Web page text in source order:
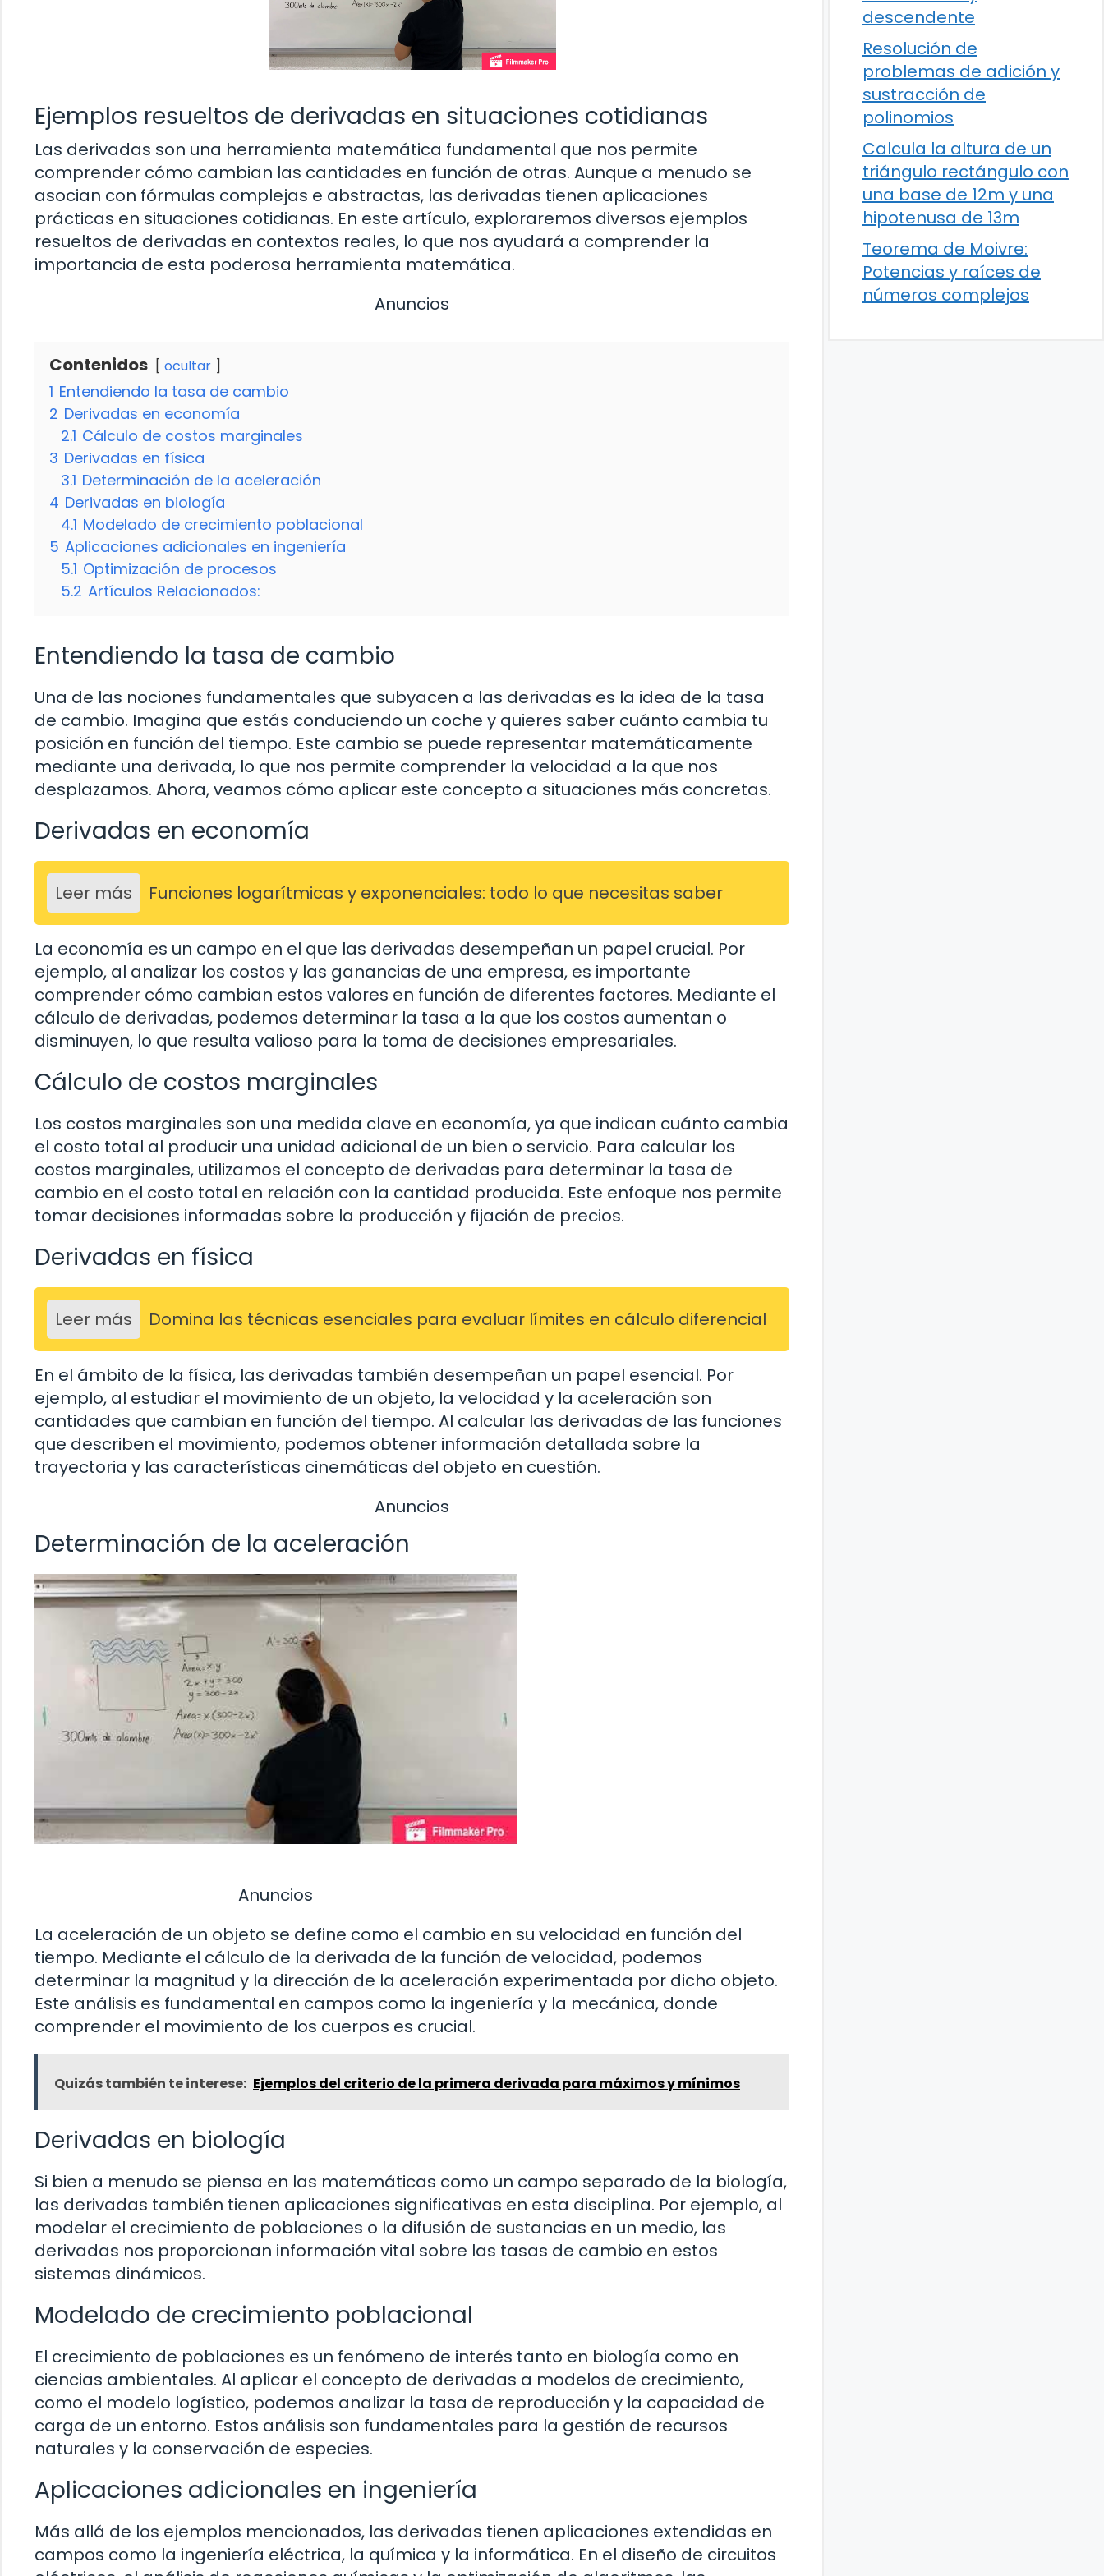
Ejemplos resueltos de derivadas en situaciones cotidianas
Las derivadas son una herramienta matemática fundamental que nos permite
comprender cómo cambian las cantidades en función de otras. Aunque a menudo se
asocian con fórmulas complejas e abstractas, las derivadas tienen aplicaciones
prácticas en situaciones cotidianas. En este artículo, exploraremos diversos ejemplos
resueltos de derivadas en contextos reales, lo que nos ayudará a comprender la
importancia de esta poderosa herramienta matemática.
Anuncios
Contenidos ocultar
1 Entendiendo la tasa de cambio
2 Derivadas en economía
2.1 Cálculo de costos marginales
3 Derivadas en física
3.1 Determinación de la aceleración
4 Derivadas en biología
4.1 Modelado de crecimiento poblacional
5 Aplicaciones adicionales en ingeniería
5.1 Optimización de procesos
5.2 Artículos Relacionados:
Entendiendo la tasa de cambio
Una de las nociones fundamentales que subyacen a las derivadas es la idea de la tasa
de cambio. Imagina que estás conduciendo un coche y quieres saber cuánto cambia tu
posición en función del tiempo. Este cambio se puede representar matemáticamente
mediante una derivada, lo que nos permite comprender la velocidad a la que nos
desplazamos. Ahora, veamos cómo aplicar este concepto a situaciones más concretas.
Derivadas en economía
Leer más Funciones logarítmicas y exponenciales: todo lo que necesitas saber
La economía es un campo en el que las derivadas desempeñan un papel crucial. Por
ejemplo, al analizar los costos y las ganancias de una empresa, es importante
comprender cómo cambian estos valores en función de diferentes factores. Mediante el
cálculo de derivadas, podemos determinar la tasa a la que los costos aumentan o
disminuyen, lo que resulta valioso para la toma de decisiones empresariales.
Cálculo de costos marginales
Los costos marginales son una medida clave en economía, ya que indican cuánto cambia
el costo total al producir una unidad adicional de un bien o servicio. Para calcular los
costos marginales, utilizamos el concepto de derivadas para determinar la tasa de
cambio en el costo total en relación con la cantidad producida. Este enfoque nos permite
tomar decisiones informadas sobre la producción y fijación de precios.
Derivadas en física
Leer más Domina las técnicas esenciales para evaluar límites en cálculo diferencial
En el ámbito de la física, las derivadas también desempeñan un papel esencial. Por
ejemplo, al estudiar el movimiento de un objeto, la velocidad y la aceleración son
cantidades que cambian en función del tiempo. Al calcular las derivadas de las funciones
que describen el movimiento, podemos obtener información detallada sobre la
trayectoria y las características cinemáticas del objeto en cuestión.
Anuncios
Determinación de la aceleración
Anuncios
La aceleración de un objeto se define como el cambio en su velocidad en función del
tiempo. Mediante el cálculo de la derivada de la función de velocidad, podemos
determinar la magnitud y la dirección de la aceleración experimentada por dicho objeto.
Este análisis es fundamental en campos como la ingeniería y la mecánica, donde
comprender el movimiento de los cuerpos es crucial.
Quizás también te interese: Ejemplos del criterio de la primera derivada para máximos y mínimos
Derivadas en biología
Si bien a menudo se piensa en las matemáticas como un campo separado de la biología,
las derivadas también tienen aplicaciones significativas en esta disciplina. Por ejemplo, al
modelar el crecimiento de poblaciones o la difusión de sustancias en un medio, las
derivadas nos proporcionan información vital sobre las tasas de cambio en estos
sistemas dinámicos.
Modelado de crecimiento poblacional
El crecimiento de poblaciones es un fenómeno de interés tanto en biología como en
ciencias ambientales. Al aplicar el concepto de derivadas a modelos de crecimiento,
como el modelo logístico, podemos analizar la tasa de reproducción y la capacidad de
carga de un entorno. Estos análisis son fundamentales para la gestión de recursos
naturales y la conservación de especies.
Aplicaciones adicionales en ingeniería
Más allá de los ejemplos mencionados, las derivadas tienen aplicaciones extendidas en
campos como la ingeniería eléctrica, la química y la informática. En el diseño de circuitos
descendente
Resolución de
problemas de adición y
sustracción de
polinomios
Calcula la altura de un
triángulo rectángulo con
una base de 12m y una
hipotenusa de 13m
Teorema de Moivre:
Potencias y raíces de
números complejos